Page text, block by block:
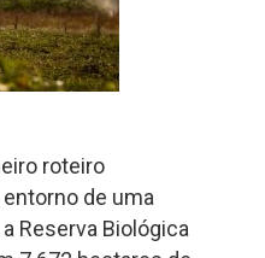
roteiro
de uma
Reserva Biológica